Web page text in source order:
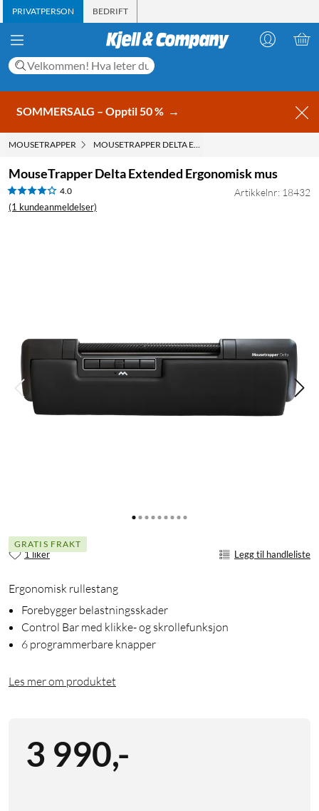
PRIVATPERSON BEDRIFT
SOMMERSALG – Opptil 50 % →
MOUSETRAPPER MOUSETRAPPER DELTA EXTENDED ERGONOMISK MUS
MouseTrapper Delta Extended Ergonomisk mus
4.0
(1 kundeanmeldelser)
Artikkelnr: 18432
GRATIS FRAKT
1 liker Legg til handleliste
Ergonomisk rullestang
Forebygger belastningsskader
Control Bar med klikke- og skrollefunksjon
6 programmerbare knapper
Les mer om produktet
3 990,-